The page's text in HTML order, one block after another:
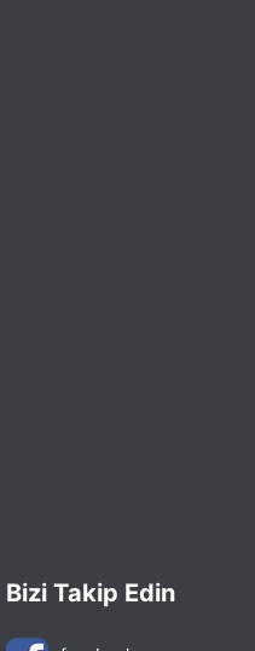
Bizi Takip Edin